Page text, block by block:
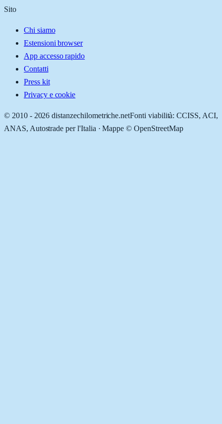
Sito
Chi siamo
Estensioni browser
App accesso rapido
Contatti
Press kit
Privacy e cookie
© 2010 - 2026 distanzechilometriche.netFonti viabilità: CCISS, ACI,
ANAS, Autostrade per l'Italia · Mappe © OpenStreetMap